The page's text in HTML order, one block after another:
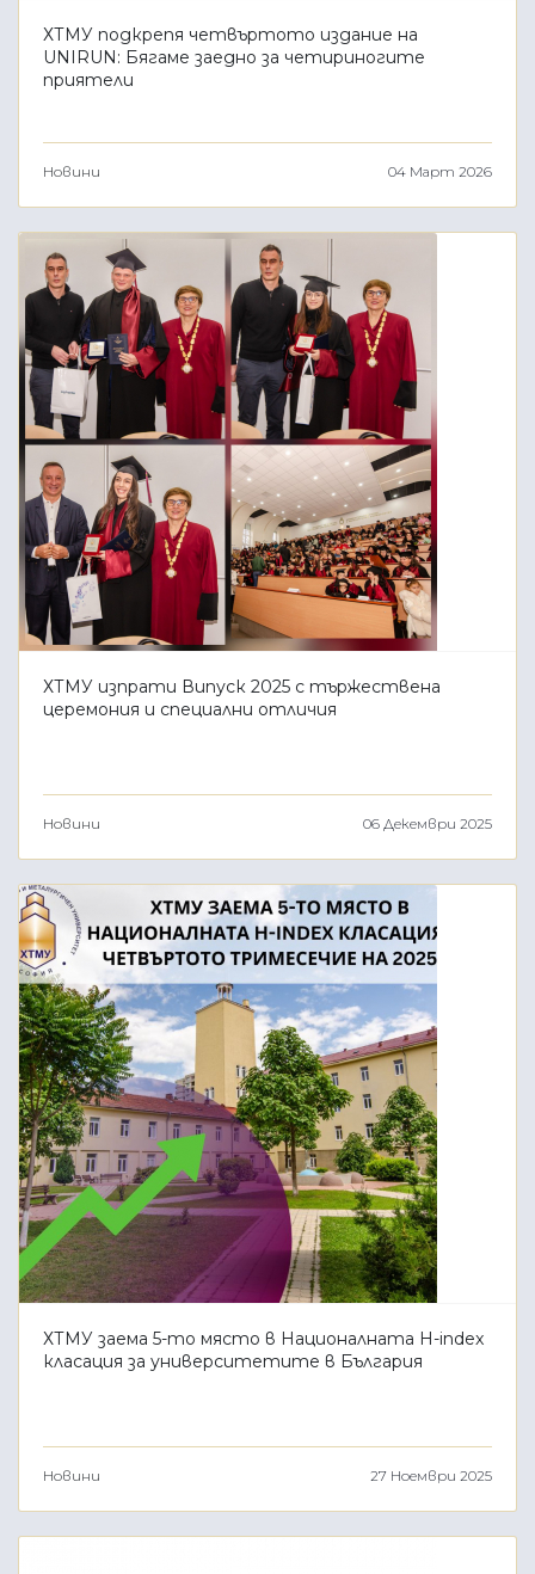
ХТМУ подкрепя четвъртото издание на
UNIRUN: Бягаме заедно за четириногите
приятели
Новини 04 Март 2026
ХТМУ изпрати Випуск 2025 с тържествена
церемония и специални отличия
Новини 06 Декември 2025
ХТМУ заема 5-то място в Националната H-index
класация за университетите в България
Новини 27 Ноември 2025